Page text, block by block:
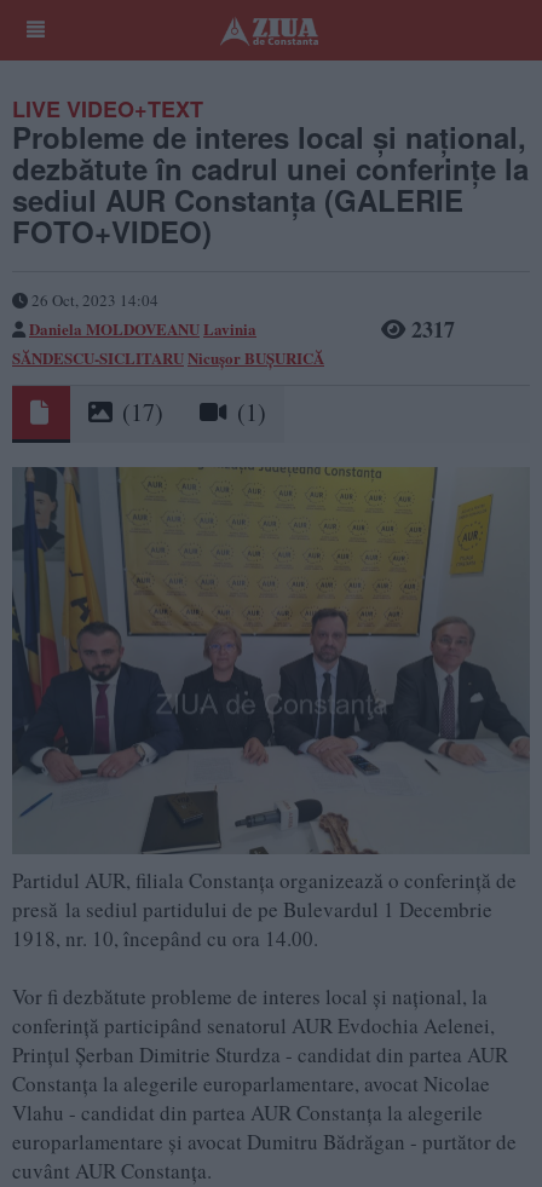
LIVE VIDEO+TEXT
Probleme de interes local și național,
dezbătute în cadrul unei conferințe la
sediul AUR Constanța (GALERIE
FOTO+VIDEO)
26 Oct, 2023 14:04
Daniela MOLDOVEANU Lavinia
SĂNDESCU-SICLITARUNicușor BUȘURICĂ
2317
(17) (1)
Partidul AUR, filiala Constanța organizează o conferință de
presă la sediul partidului de pe Bulevardul 1 Decembrie
1918, nr. 10, începând cu ora 14.00.
Vor fi dezbătute probleme de interes local și național, la
conferință participând senatorul AUR Evdochia Aelenei,
Prințul Șerban Dimitrie Sturdza - candidat din partea AUR
Constanța la alegerile europarlamentare, avocat Nicolae
Vlahu - candidat din partea AUR Constanța la alegerile
europarlamentare și avocat Dumitru Bădrăgan - purtător de
cuvânt AUR Constanța.